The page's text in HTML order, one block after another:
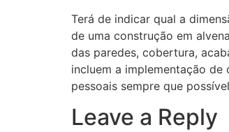
Terá de indicar qual a
de uma construção em
das paredes, cobertura,
incluem a implementação
pessoais sempre que
Leave a Reply